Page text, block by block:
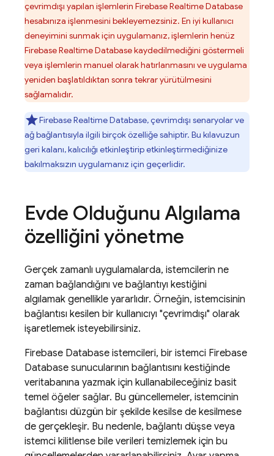
çevrimdışı yapılan işlemlerin Firebase Realtime Database
hesabınıza işlenmesini bekleyemezsiniz. En iyi kullanıcı
deneyimini sunmak için uygulamanız, işlemlerin henüz
Firebase Realtime Databasekaydedilmediğini göstermeli
veya işlemlerin manuel olarak hatırlanmasını ve uygulama
yeniden başlatıldıktan sonra tekrar yürütülmesini
sağlamalıdır.
Firebase Realtime Database, çevrimdışı senaryolar ve
ağ bağlantısıyla ilgili birçok özelliğe sahiptir. Bu kılavuzun
geri kalanı, kalıcılığı etkinleştirip etkinleştirmediğinize
bakılmaksızın uygulamanız için geçerlidir.
Evde Olduğunu Algılama
özelliğini yönetme
Gerçek zamanlı uygulamalarda, istemcilerin ne
zaman bağlandığını ve bağlantıyı kestiğini
algılamak genellikle yararlıdır. Örneğin, istemcisinin
bağlantısı kesilen bir kullanıcıyı "çevrimdışı" olarak
işaretlemek isteyebilirsiniz.
Firebase Database istemcileri, bir istemci Firebase
Database sunucularının bağlantısını kestiğinde
veritabanına yazmak için kullanabileceğiniz basit
temel öğeler sağlar. Bu güncellemeler, istemcinin
bağlantısı düzgün bir şekilde kesilse de kesilmese
de gerçekleşir. Bu nedenle, bağlantı düşse veya
istemci kilitlense bile verileri temizlemek için bu